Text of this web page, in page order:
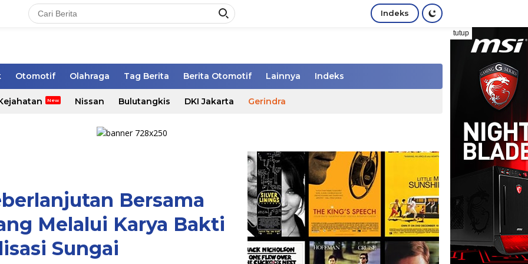
Indeks
tutup
Otomotif Olahraga Tag Berita Berita Otomotif Lainnya Indeks
Nissan Bulutangkis DKI Jakarta Gerindra
Bersama
Melalui Karya Bakti
Sungai